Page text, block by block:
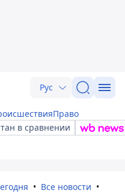
Рус
Право
в сравнении
Все новости